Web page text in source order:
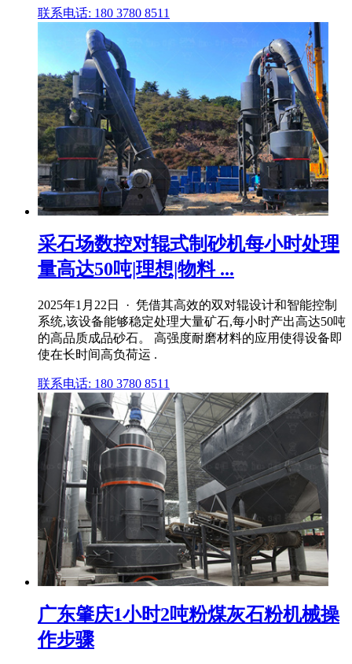
联系电话: 180 3780 8511
采石场数控对辊式制砂机每小时处理
量高达50吨|理想|物料 ...
2025年1月22日 · 凭借其高效的双对辊设计和智能控制
系统,该设备能够稳定处理大量矿石,每小时产出高达50吨
的高品质成品砂石。 高强度耐磨材料的应用使得设备即
使在长时间高负荷运 .
联系电话: 180 3780 8511
广东肇庆1小时2吨粉煤灰石粉机械操
作步骤